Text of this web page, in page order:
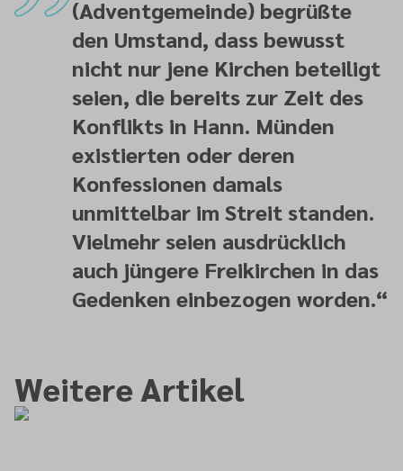
(Adventgemeinde) begrüßte
den Umstand, dass bewusst
nicht nur jene Kirchen beteiligt
seien, die bereits zur Zeit des
Konflikts in Hann. Münden
existierten oder deren
Konfessionen damals
unmittelbar im Streit standen.
Vielmehr seien ausdrücklich
auch jüngere Freikirchen in das
Gedenken einbezogen worden.“
Weitere Artikel